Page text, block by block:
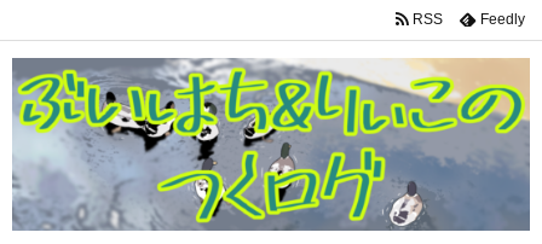
RSS Feedly